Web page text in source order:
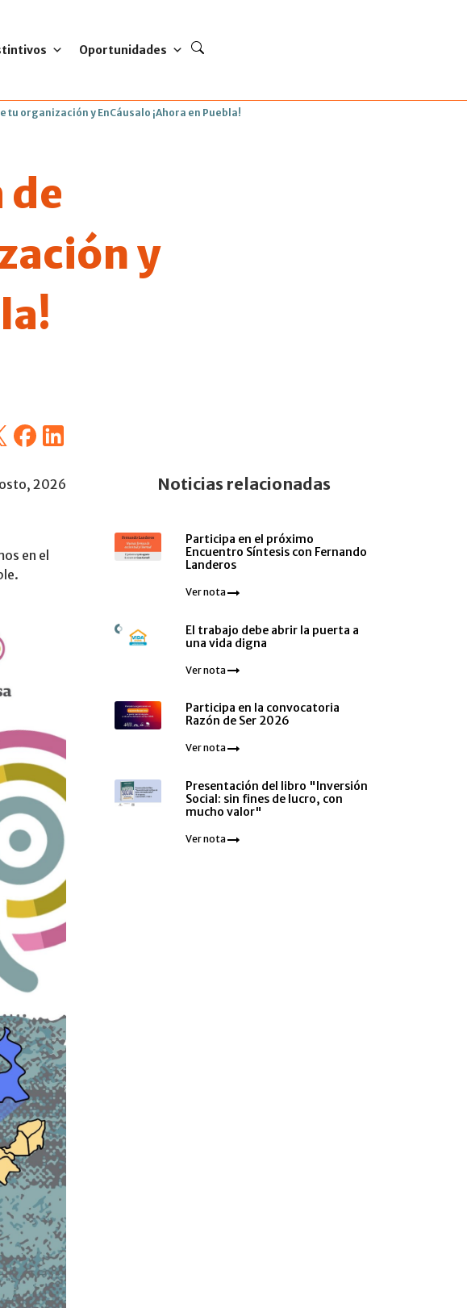
Oportunidades
organización y EnCáusalo ¡Ahora en Puebla!
de
y
FacebookLinkedin
2026
en el
Noticias relacionadas
Participa en el próximo
Encuentro Síntesis con Fernando
Landeros
Ver nota
El trabajo debe abrir la puerta a
una vida digna
Ver nota
Participa en la convocatoria
Razón de Ser 2026
Ver nota
Presentación del libro "Inversión
Social: sin fines de lucro, con
mucho valor"
Ver nota